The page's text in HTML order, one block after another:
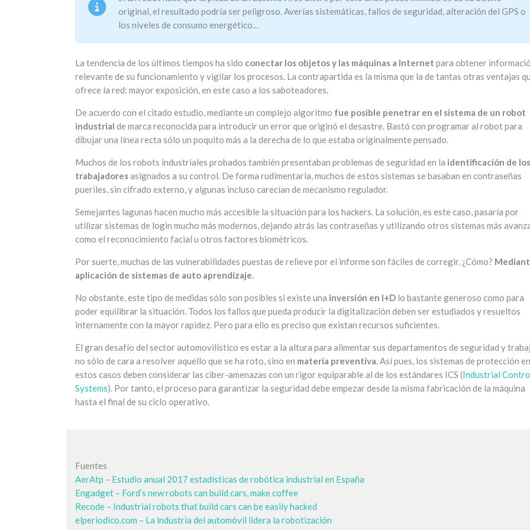
original, el resultado podría ser peligroso. Averías sistemáticas, fallos de seguridad, alteración del GPS o
los niveles de consumo energético…
La tendencia de los últimos tiempos ha sido conectar los objetos y las máquinas a Internet para obtener
relevante de su funcionamiento y vigilar los procesos. La contrapartida es la misma que la de tantas otras ventajas
ofrece la red: mayor exposición, en este caso a los saboteadores.
De acuerdo con el citado estudio, mediante un complejo algoritmo fue posible penetrar en el sistema de un robot
industrial de marca reconocida para introducir un error que originó el desastre. Bastó con programar al robot para
dibujar una línea recta sólo un poquito más a la derecha de lo que estaba originalmente pensado.
Muchos de los robots industriales probados también presentaban problemas de seguridad en la identificación de los
trabajadoresasignados a su control. De forma rudimentaria, muchos de estos sistemas se basaban en contraseñas
pueriles, sin cifrado externo, y algunas incluso carecían de mecanismo regulador.
Semejantes lagunas hacen mucho más accesible la situación para los hackers. La solución, es este caso, pasaría por
utilizar sistemas de login mucho más modernos, dejando atrás las contraseñas y utilizando otros sistemas más
como el reconocimiento facial u otros factores biométricos.
Por suerte, muchas de las vulnerabilidades puestas de relieve por el informe son fáciles de corregir. ¿Cómo?
aplicación de sistemas de auto aprendizaje.
No obstante, este tipo de medidas sólo son posibles si existe una inversión en I+D lo bastante generoso como para
poder equilibrar la situación. Todos los fallos que pueda producir la digitalización deben ser estudiados y resueltos
internamente con la mayor rapidez. Pero para ello es preciso que existan recursos suficientes.
El gran desafío del sector automovilístico es estar a la altura para alimentar sus departamentos de seguridad y
no sólo de cara a resolver aquello que se ha roto, sino en materia preventiva. Así pues, los sistemas de protección en
estos casos deben considerar las ciber-amenazas con un rigor equiparable al de los estándares ICS (Industrial
Systems). Por tanto, el proceso para garantizar la seguridad debe empezar desde la misma fabricación de la máquina
hasta el final de su ciclo operativo.
Fuentes
AerAtp – Estudio anual 2017 estadísticas de robótica industrial en España
Engadget – Ford’s new robots can build cars, make coffee
Recode – Industrial robots that build cars can be easily hacked
elperiodico.com – La industria del automóvil lidera la robotización